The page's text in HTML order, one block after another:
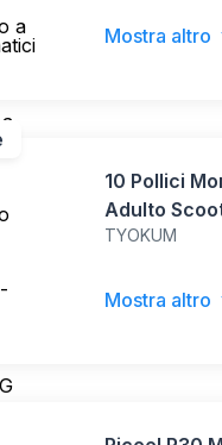
a
Doppia
Mostra altro
TYOKUM
10 Pollici
Adulto
elettrico
Carico
Mostra altro